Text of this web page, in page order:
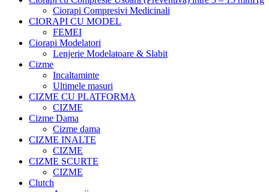
Ciorapi Compresivi Medicinali
CIORAPI CU MODEL
FEMEI
Ciorapi Modelatori
Lenjerie Modelatoare & Slabit
Cizme
Incaltaminte
Ultimele masuri
CIZME CU PLATFORMA
CIZME
Cizme Dama
Cizme dama
CIZME INALTE
CIZME
CIZME SCURTE
CIZME
Clutch